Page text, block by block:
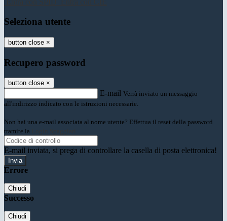
Seleziona utente
button close ×
Recupero password
button close ×
E-mail Verrà inviato un messaggio
all'indirizzo indicato con le istruzioni necessarie.
Non hai una e-mail associata al nome utente? Effettua il reset della password
tramite la
E-mail inviata, si prega di controllare la casella di posta elettronica!
Errore
Chiudi
Successo
Chiudi